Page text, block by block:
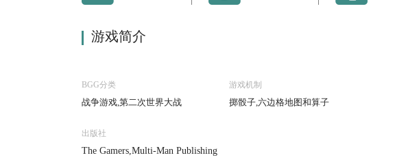
游戏简介
BGG分类
战争游戏,第二次世界大战
游戏机制
掷骰子,六边格地图和算子
出版社
The Gamers,Multi-Man Publishing